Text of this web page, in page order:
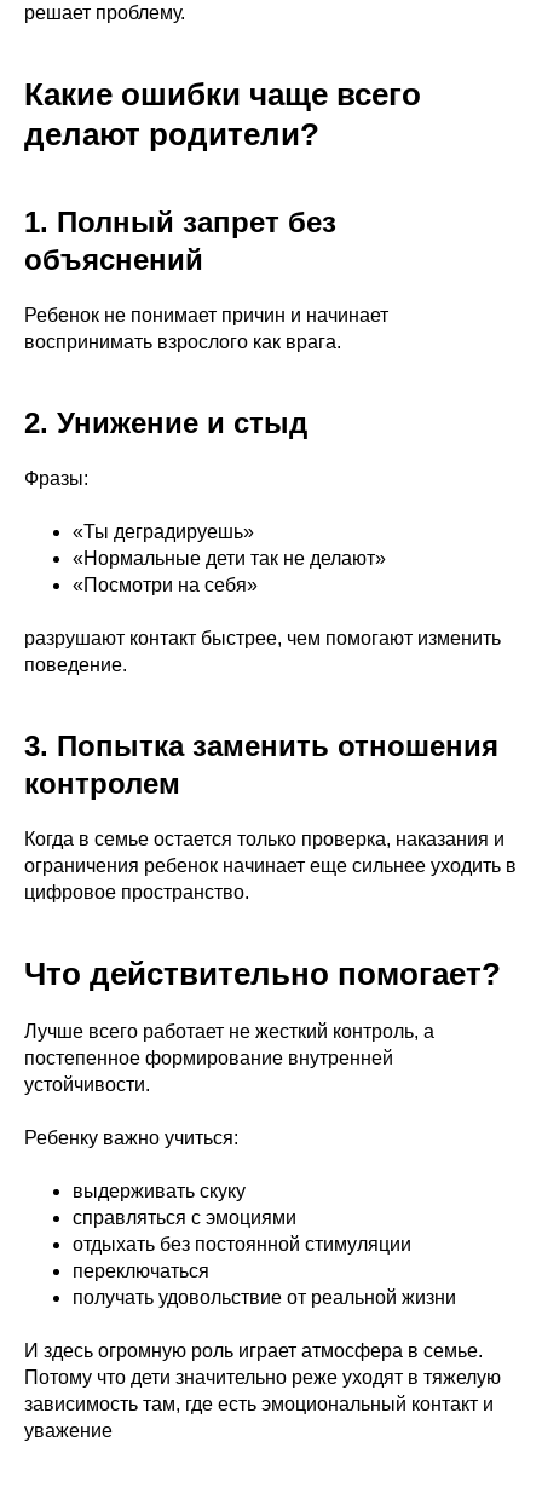
решает проблему.
Какие ошибки чаще всего
делают родители?
1. Полный запрет без
объяснений
Ребенок не понимает причин и начинает
воспринимать взрослого как врага.
2. Унижение и стыд
Фразы:
«Ты деградируешь»
«Нормальные дети так не делают»
«Посмотри на себя»
разрушают контакт быстрее, чем помогают изменить
поведение.
3. Попытка заменить отношения
контролем
Когда в семье остается только проверка, наказания и
ограничения ребенок начинает еще сильнее уходить в
цифровое пространство.
Что действительно помогает?
Лучше всего работает не жесткий контроль, а
постепенное формирование внутренней
устойчивости.
Ребенку важно учиться:
выдерживать скуку
справляться с эмоциями
отдыхать без постоянной стимуляции
переключаться
получать удовольствие от реальной жизни
И здесь огромную роль играет атмосфера в семье.
Потому что дети значительно реже уходят в тяжелую
зависимость там, где есть эмоциональный контакт и
уважение
АНО «Центр борьбы
с лудоманией»
Пользовательское
соглашение
Поддержать проект
Получить помощь
Созависимым